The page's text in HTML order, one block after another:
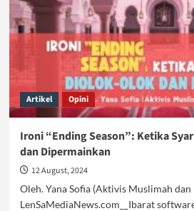
Artikel Opini
Ironi “Ending Season”: Ketika
dan Dipermainkan
12 August, 2024
Oleh. Yana Sofia (Aktivis Muslimah
LenSaMediaNews.com__Ibarat